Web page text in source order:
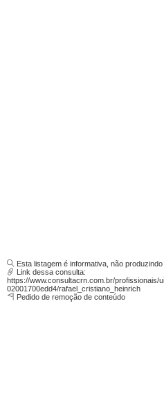
Esta listagem é informativa, não produzindo
Link dessa consulta:
https://www.consultacrn.com.br/profissionais/
02001700edd4/rafael_cristiano_heinrich
Pedido de remoção de conteúdo